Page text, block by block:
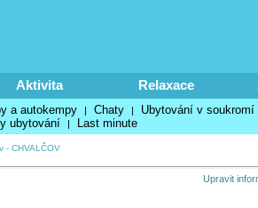
Aktivita Relaxace
a autokempy | Chaty | Ubytování v soukromí
ubytování | Last minute
- CHVALČOV
Upravit